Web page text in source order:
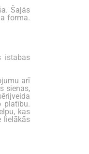
Šajās
forma.
istabas
arī
sienas,
platību.
kas
lielākās